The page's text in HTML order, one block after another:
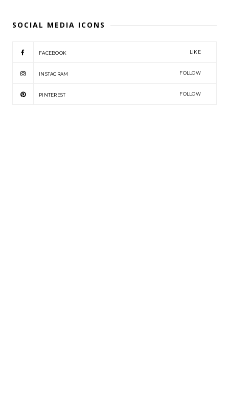
SOCIAL MEDIA ICONS
FACEBOOK LIKE
INSTAGRAM FOLLOW
PINTEREST FOLLOW